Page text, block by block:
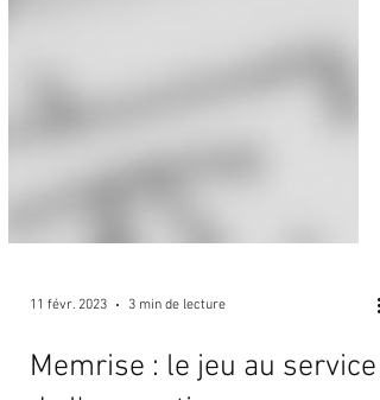
11 févr. 2023 3 min de lecture